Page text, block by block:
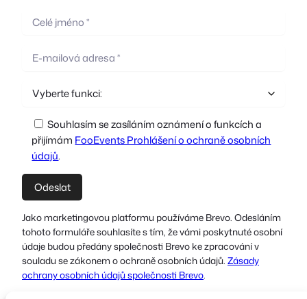
Souhlasím se zasíláním oznámení o funkcích a
přijímám FooEvents Prohlášení o ochraně osobních
údajů.
Jako marketingovou platformu používáme Brevo. Odesláním
tohoto formuláře souhlasíte s tím, že vámi poskytnuté osobní
údaje budou předány společnosti Brevo ke zpracování v
souladu se zákonem o ochraně osobních údajů. Zásady
ochrany osobních údajů společnosti Brevo.